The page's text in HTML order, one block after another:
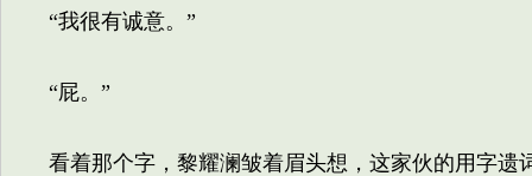
“我很有诚意。”
“屁。”
看着那个字，黎耀澜皱着眉头想，这家伙的用字